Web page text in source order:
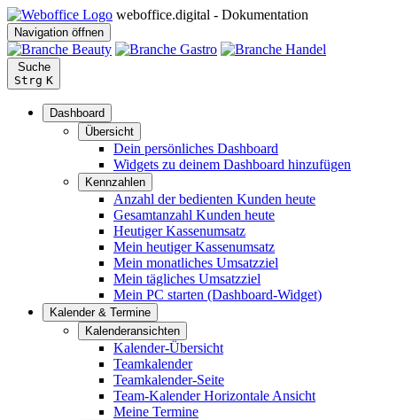
weboffice.digital - Dokumentation
Navigation öffnen
Suche
Strg K
Dashboard
Übersicht
Dein persönliches Dashboard
Widgets zu deinem Dashboard hinzufügen
Kennzahlen
Anzahl der bedienten Kunden heute
Gesamtanzahl Kunden heute
Heutiger Kassenumsatz
Mein heutiger Kassenumsatz
Mein monatliches Umsatzziel
Mein tägliches Umsatzziel
Mein PC starten (Dashboard-Widget)
Kalender & Termine
Kalenderansichten
Kalender-Übersicht
Teamkalender
Teamkalender-Seite
Team-Kalender Horizontale Ansicht
Meine Termine